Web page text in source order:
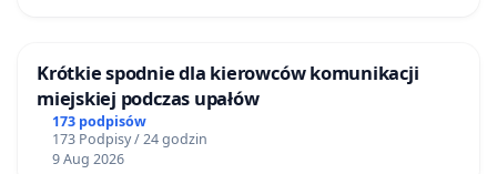
Krótkie spodnie dla kierowców komunikacji
miejskiej podczas upałów
173 podpisów
173 Podpisy / 24 godzin
9 Aug 2026